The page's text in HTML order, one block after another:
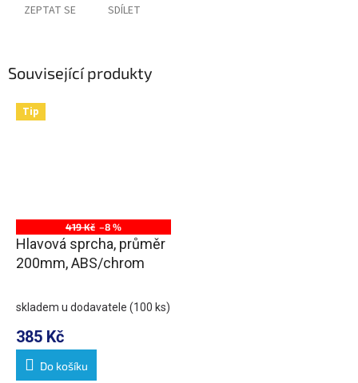
ZEPTAT SE SDÍLET
Související produkty
Tip
419 Kč –8 %
Hlavová sprcha, průměr
200mm, ABS/chrom
skladem u dodavatele (100 ks)
385 Kč
Do košíku